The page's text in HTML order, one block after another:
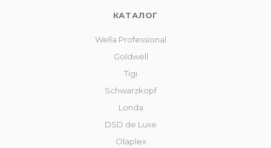
КАТАЛОГ
Wella Professional
Goldwell
Tigi
Schwarzkopf
Londa
DSD de Luxe
Olaplex